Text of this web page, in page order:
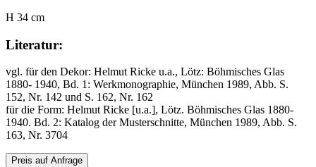
H 34 cm
Literatur:
vgl. für den Dekor: Helmut Ricke u.a., Lötz: Böhmisches Glas
1880- 1940, Bd. 1: Werkmonographie, München 1989, Abb. S.
152, Nr. 142 und S. 162, Nr. 162
für die Form: Helmut Ricke [u.a.], Lötz. Böhmisches Glas 1880-
1940. Bd. 2: Katalog der Musterschnitte, München 1989, Abb. S.
163, Nr. 3704
Preis auf Anfrage